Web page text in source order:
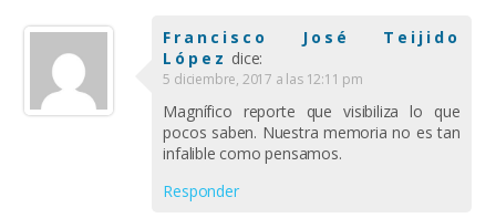
Francisco José Teijido
López dice:
5 diciembre, 2017 a las 12:11 pm
Magnífico reporte que visibiliza lo que
pocos saben. Nuestra memoria no es tan
infalible como pensamos.
Responder